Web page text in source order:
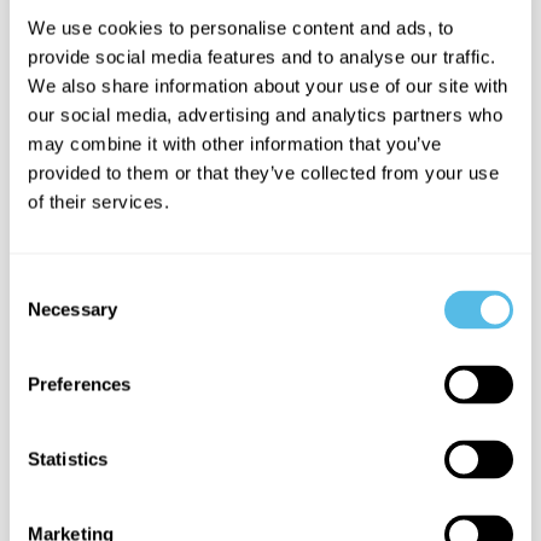
We use cookies to personalise content and ads, to
provide social media features and to analyse our traffic.
We also share information about your use of our site with
our social media, advertising and analytics partners who
may combine it with other information that you’ve
provided to them or that they’ve collected from your use
of their services.
Selection
Necessary
Preferences
Statistics
Marketing
2 min.
Ningbo uoste įvykęs sprogimas stabdo tiekimą
Praėjusią savaitę vienas didžiausių pasaulio uostų –
Ningbo-Džušano uostas Kinijoje – buvo uždarytas 60
3 min.